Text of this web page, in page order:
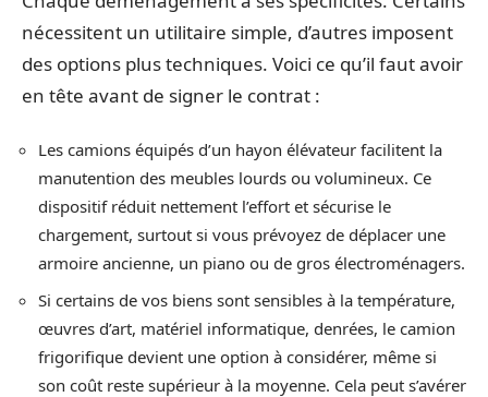
nécessitent un utilitaire simple, d’autres imposent
des options plus techniques. Voici ce qu’il faut avoir
en tête avant de signer le contrat :
Les camions équipés d’un hayon élévateur facilitent la
manutention des meubles lourds ou volumineux. Ce
dispositif réduit nettement l’effort et sécurise le
chargement, surtout si vous prévoyez de déplacer une
armoire ancienne, un piano ou de gros électroménagers.
Si certains de vos biens sont sensibles à la température,
œuvres d’art, matériel informatique, denrées, le camion
frigorifique devient une option à considérer, même si
son coût reste supérieur à la moyenne. Cela peut s’avérer